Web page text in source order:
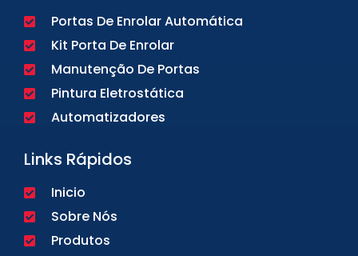
Portas De Enrolar Automática
Kit Porta De Enrolar
Manutenção De Portas
Pintura Eletrostática
Automatizadores
Links Rápidos
Inicio
Sobre Nós
Produtos